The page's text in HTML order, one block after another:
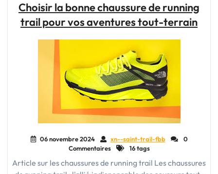
Running
Trail
pour
Vos
Aventures
en
Plein
Air"
Choisir la bonne chaussure de running
trail pour vos aventures tout-terrain
06 novembre 2024 xn--saint-trail-fbb
0
Commentaires
16 tags
Article sur les chaussures de running trail Les chaussures